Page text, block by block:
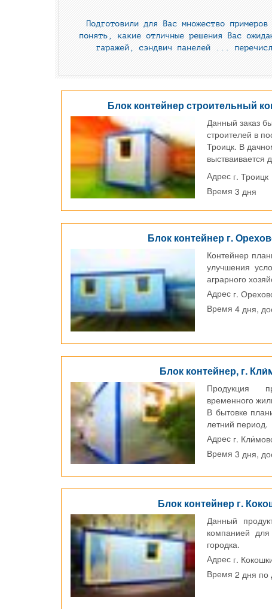
Подготовили для Вас множество
понять, какие отличные решения Вас
гаражей, сэндвич панелей ...
Блок контейнер строительный
Данный заказ
строителей в
Троицк. В
выстваивается
строителям нет
Адрес г. Троицк
Время3 дня
Блок контейнер г.
Контейнер
улучшения
аграрного
Адрес г.
Время4 дня,
Блок контейнер, г.
Продукция
временного
В бытовке
летний период.
Адрес г.
Время3 дня,
Блок контейнер г.
Данный
компанией для
городка.
Адрес г.
Время2 дня по